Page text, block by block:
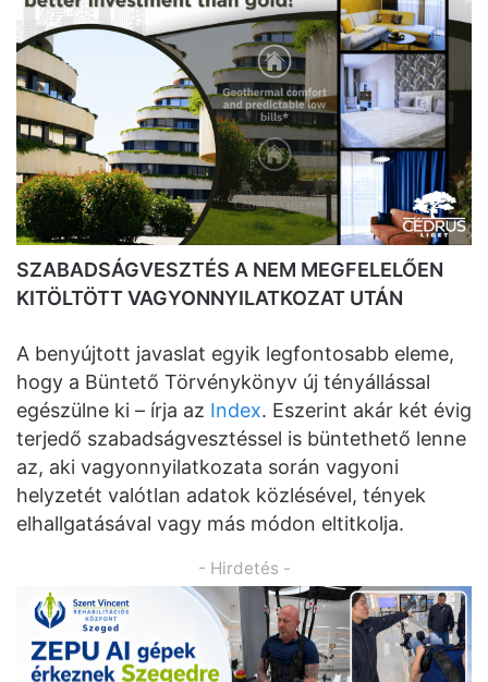
SZABADSÁGVESZTÉS A NEM MEGFELELŐEN
KITÖLTÖTT VAGYONNYILATKOZAT UTÁN
A benyújtott javaslat egyik legfontosabb eleme,
hogy a Büntető Törvénykönyv új tényállással
egészülne ki – írja az Index. Eszerint akár két évig
terjedő szabadságvesztéssel is büntethető lenne
az, aki vagyonnyilatkozata során vagyoni
helyzetét valótlan adatok közlésével, tények
elhallgatásával vagy más módon eltitkolja.
- Hirdetés -